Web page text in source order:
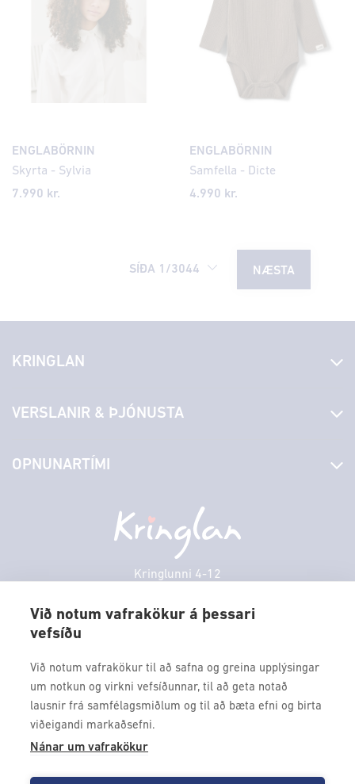
Við notum vafrakökur á þessari
vefsíðu
Við notum vafrakökur til að safna og greina upplýsingar
um notkun og virkni vefsíðunnar, til að geta notað
lausnir frá samfélagsmiðlum og til að bæta efni og birta
viðeigandi markaðsefni.
Nánar um vafrakökur
ENGLABÖRNIN
Skyrta - Sylvia
7.990 kr.
ENGLABÖRNIN
Samfella - Dicte
4.990 kr.
SÍÐA 1 /3044 NÆSTA
Kringlunni 4-12
kringlan@kringlan.is
KRINGLAN
Laus störf
Hafðu samband
Persónuverndarstefna
VERSLANIR & ÞJÓNUSTA
Borgarbókasafn
Borgarleikhúsið
Ævintýraland
OPNUNARTÍMI
Miðvikudagur
VERTU MEÐ
Fáðu forskot á dagskrána okkar og sértilboð með því að skrá